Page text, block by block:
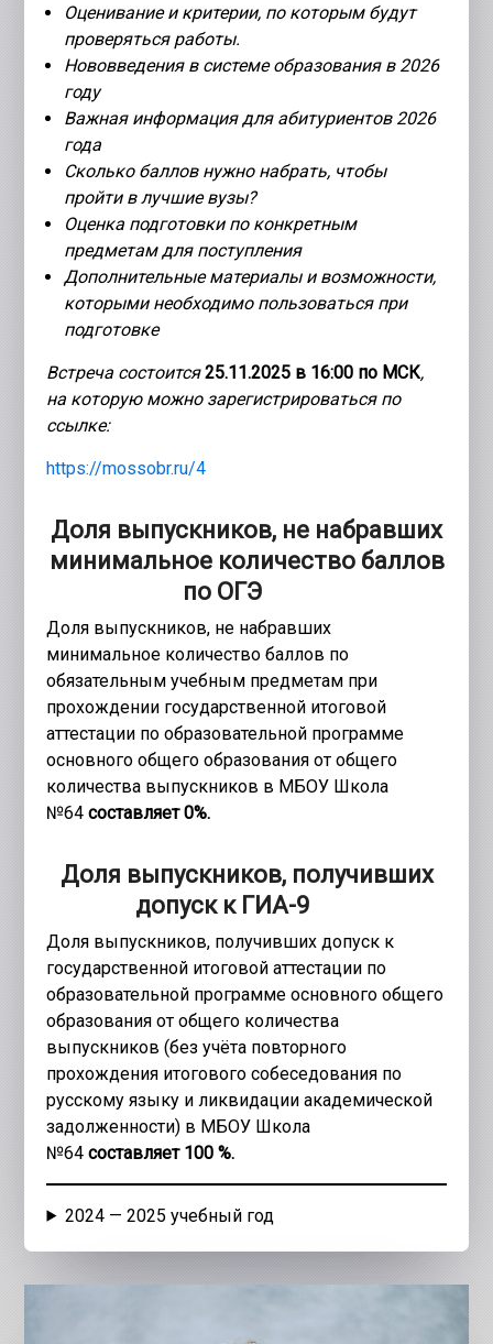
Оценивание и критерии, по которым будут
проверяться работы.
Нововведения в системе образования в 2026
году
Важная информация для абитуриентов 2026
года
Сколько баллов нужно набрать, чтобы
пройти в лучшие вузы?
Оценка подготовки по конкретным
предметам для поступления
Дополнительные материалы и возможности,
которыми необходимо пользоваться при
подготовке
Встреча состоится25.11.2025 в 16:00 по МСК,
на которую можно зарегистрироваться по
ссылке:
https://mossobr.ru/4
Доля выпускников, не набравших
минимальное количество баллов
по ОГЭ
Доля выпускников, не набравших
минимальное количество баллов по
обязательным учебным предметам при
прохождении государственной итоговой
аттестации по образовательной программе
основного общего образования от общего
количества выпускников в МБОУ Школа
№64составляет 0%.
Доля выпускников, получивших
допуск к ГИА-9
Доля выпускников, получивших допуск к
государственной итоговой аттестации по
образовательной программе основного общего
образования от общего количества
выпускников (без учёта повторного
прохождения итогового собеседования по
русскому языку и ликвидации академической
задолженности) в МБОУ Школа
№64составляет 100 %.
2024 — 2025 учебный год